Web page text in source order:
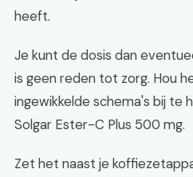
heeft.
Je kunt de dosis dan
is geen reden tot zorg. Hou
ingewikkelde schema's bij te
Solgar Ester-C Plus 500 mg.
Zet het naast je